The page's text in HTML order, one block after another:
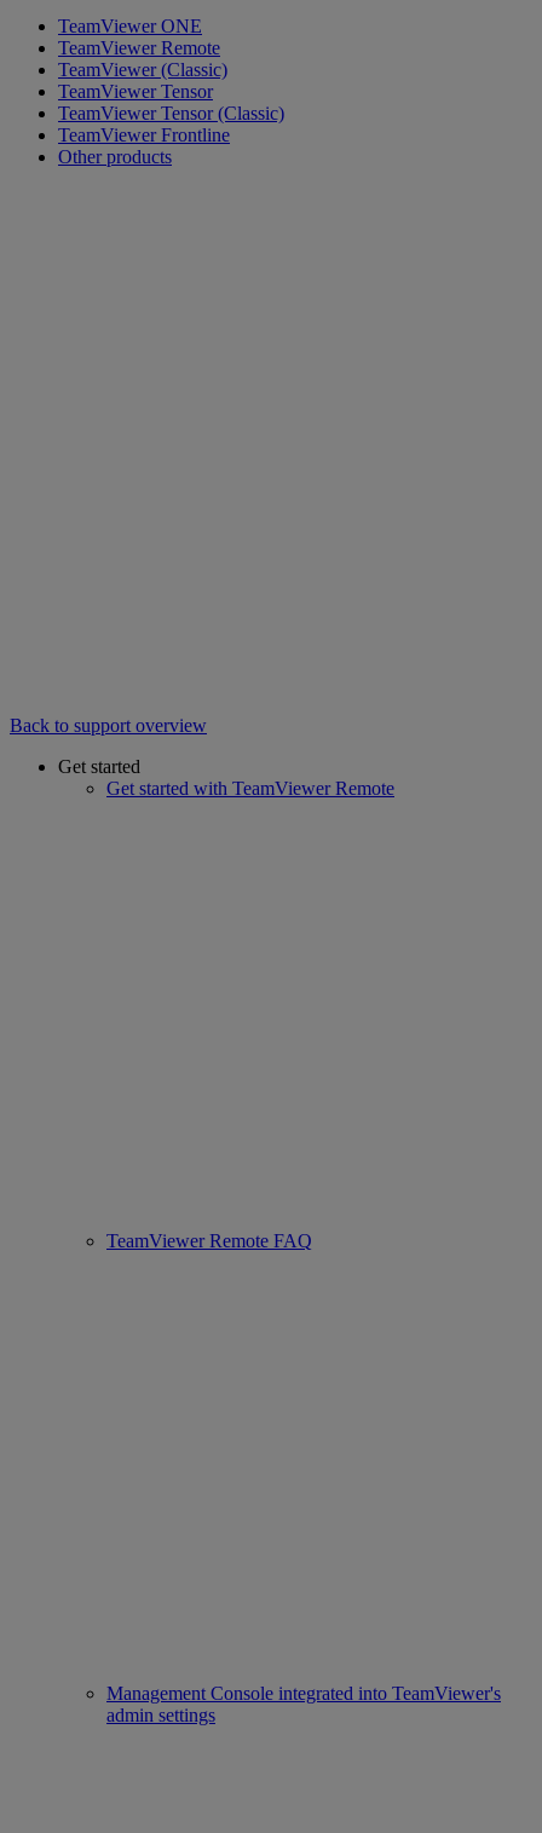
TeamViewer ONE
TeamViewer Remote
TeamViewer (Classic)
TeamViewer Tensor
TeamViewer Tensor (Classic)
TeamViewer Frontline
Other products
Back to support overview
Get started
Get started with TeamViewer Remote
TeamViewer Remote FAQ
Management Console integrated into TeamViewer's
admin settings